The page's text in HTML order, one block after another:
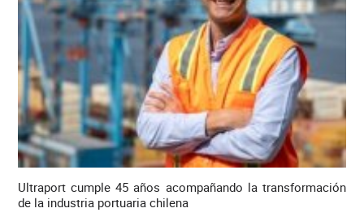
Ultraport cumple 45 años acompañando la transformación
de la industria portuaria chilena